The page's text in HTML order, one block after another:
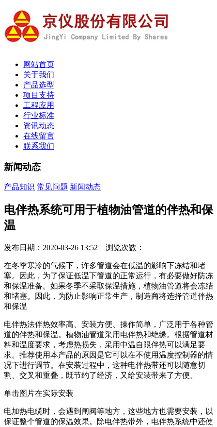
网站首页
关于我们
产品选型
项目支持
工程应用
行业标准
资讯动态
在线留言
联系我们
新闻动态
产品知识 常见问题 新闻动态
电伴热系统可用于植物油管道的伴热和保
温
发布日期：2020-03-26 13:52 浏览次数：
在冬季寒冷的气候下，许多管道会在低温的影响下冻结和堵
塞。因此，为了保证低温下管道的正常运行，有必要做好防冻
和保温准备。如果冬季不采取保温措施，植物油管道将会冻结
和堵塞。因此，为防止影响正常生产，制造商将选择管道伴热
和保温
电伴热法伴热效率高、安装方便、操作简单，广泛用于各种管
道的伴热和保温。植物油管道采用电伴热和绝缘。根据管道材
料和温度要求，考虑热损失，采用中温自限伴热可以满足要
求。推荐使用本产品的原因是它可以在不使用温度控制器的情
况下进行调节。在安装过程中，这种电伴热带还可以随意切
割、交叉和重叠，既节约了经济，又给安装带来了方便。
单击图片在实际安装
电加热电缆时，会遇到闸阀等地方，这些地方也需要安装，以
保证整个管道的保温效果。除电伴热带外，电伴热系统中还使